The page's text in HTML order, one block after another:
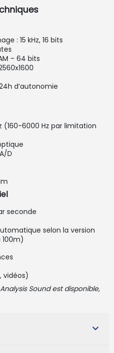
: 15 kHz, 16 bits
– 64 bits
d’autonomie
(160-6000 Hz par limitation
D
seconde
selon la version
vidéos)
Sound est disponible,